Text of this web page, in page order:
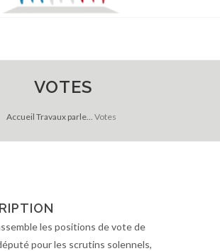
VOTES
Accueil Travaux parle... Votes
les positions de vote de
pour les scrutins solennels,